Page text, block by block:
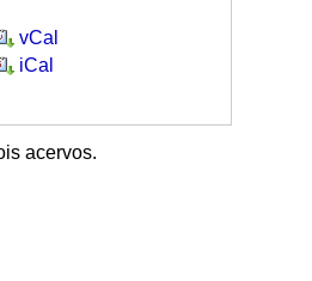
vCal
iCal
acervos.